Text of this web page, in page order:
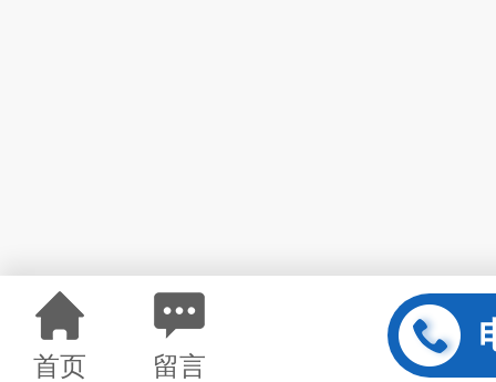
首页 留言